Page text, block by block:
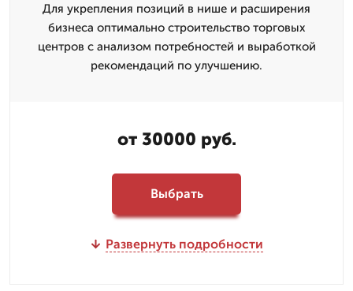
Для укрепления позиций в нише и расширения
бизнеса оптимально строительство торговых
центров с анализом потребностей и выработкой
рекомендаций по улучшению.
от 30000 руб.
Выбрать
Развернуть подробности